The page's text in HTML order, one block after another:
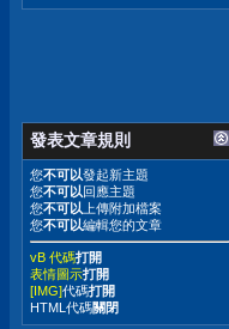
發表文章規則
您不可以發起新主題
您不可以回應主題
您不可以 上傳附加檔案
您不可以編輯您的文章
vB 代碼打開
表情圖示打開
[IMG]代碼打開
HTML代碼關閉